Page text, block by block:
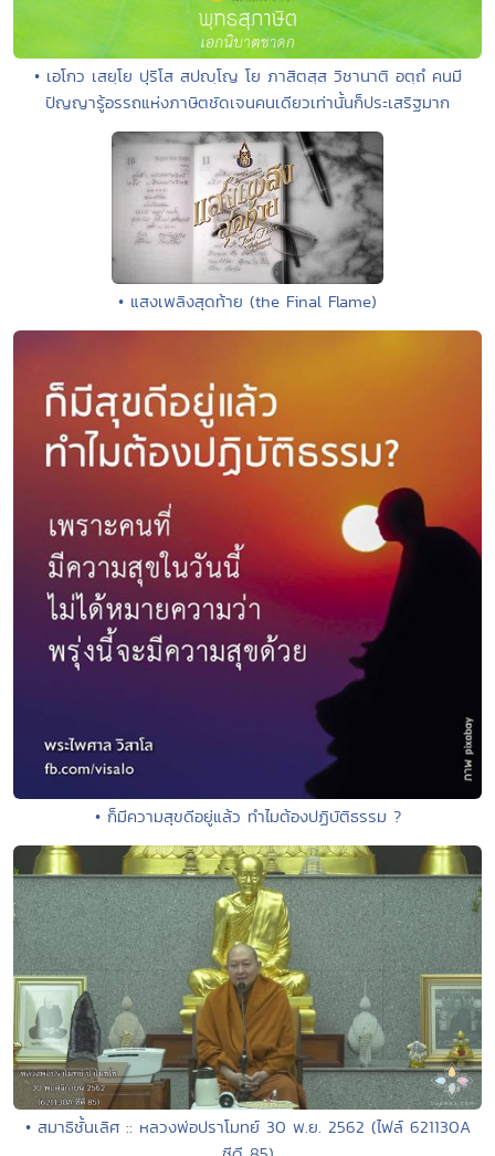
• เอโกว เสยฺโย ปุริโส สปญฺโญ โย ภาสิตสฺส วิชานาติ อตฺถํ คนมี
ปัญญารู้อรรถแห่งภาษิตชัดเจนคนเดียวเท่านั้นก็ประเสริฐมาก
• แสงเพลิงสุดท้าย (the Final Flame)
• ก็มีความสุขดีอยู่แล้ว ทำไมต้องปฏิบัติธรรม ?
• สมาธิชั้นเลิศ :: หลวงพ่อปราโมทย์ 30 พ.ย. 2562 (ไฟล์ 621130A